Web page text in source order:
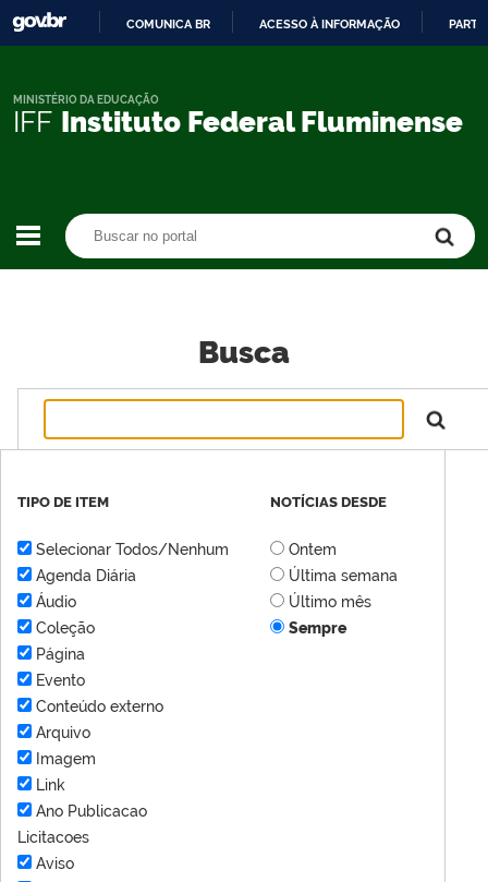
CONTEÚDO
COMUNICA BR ACESSO À INFORMAÇÃO
IFF Instituto Federal Fluminense
MINISTÉRIO DA EDUCAÇÃO
Busca
TIPO DE ITEM
Selecionar Todos/Nenhum
Agenda Diária
Áudio
Coleção
Página
Evento
Conteúdo externo
Arquivo
Imagem
Link
Ano Publicacao
Licitacoes
Aviso
NOTÍCIAS DESDE
Ontem
Última semana
Último mês
Sempre